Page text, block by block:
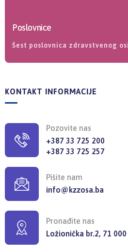
Poslovnice
Šest poslovnica zdravstvenog
KONTAKT INFORMACIJE
Pozovite nas
+387 33 725 200
+387 33 725 257
Pišite nam
info@kzzosa.ba
Pronađite nas
Ložionička br.2, 71